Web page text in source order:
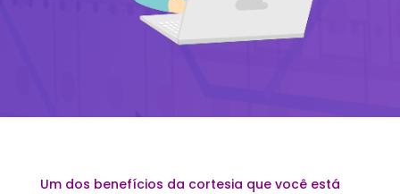
Um dos benefícios da cortesia que você está